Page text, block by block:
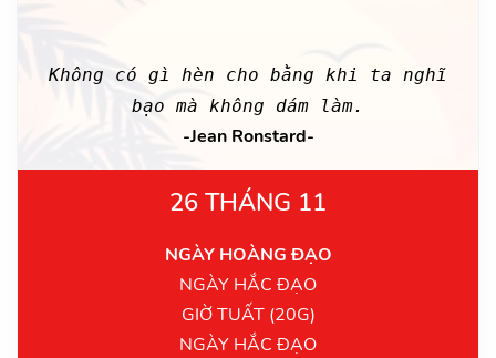
Không có gì hèn cho bằng khi ta nghĩ
bạo mà không dám làm.
-Jean Ronstard-
26 THÁNG 11
NGÀY HOÀNG ĐẠO
NGÀY HẮC ĐẠO
GIỜ TUẤT (20G)
NGÀY HẮC ĐẠO